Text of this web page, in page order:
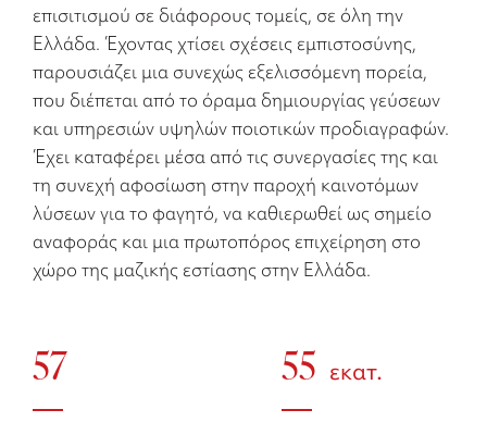
επισιτισμού σε διάφορους τομείς, σε όλη την
Ελλάδα. Έχοντας χτίσει σχέσεις εμπιστοσύνης,
παρουσιάζει μια συνεχώς εξελισσόμενη πορεία,
που διέπεται από το όραμα δημιουργίας γεύσεων
και υπηρεσιών υψηλών ποιοτικών προδιαγραφών.
Έχει καταφέρει μέσα από τις συνεργασίες της και
τη συνεχή αφοσίωση στην παροχή καινοτόμων
λύσεων για το φαγητό, να καθιερωθεί ως σημείο
αναφοράς και μια πρωτοπόρος επιχείρηση στο
χώρο της μαζικής εστίασης στην Ελλάδα.
57 55 εκατ.